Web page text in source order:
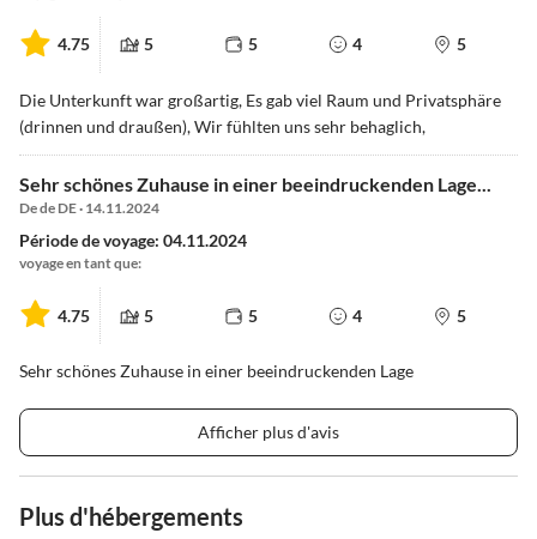
4.75 5 5 4 5
Die Unterkunft war großartig, Es gab viel Raum und Privatsphäre
(drinnen und draußen), Wir fühlten uns sehr behaglich,
Sehr schönes Zuhause in einer beeindruckenden Lage...
De de DE · 14.11.2024
Période de voyage: 04.11.2024
voyage en tant que:
4.75 5 5 4 5
Sehr schönes Zuhause in einer beeindruckenden Lage
Afficher plus d'avis
Plus d'hébergements